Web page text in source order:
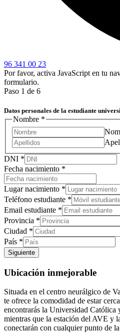
96 341 00 23
Por favor, activa JavaScript en tu
formulario.
Paso 1 de 6
Datos personales de la estudiante
Nombre *
Ciudad
alguna
Diseño
DNI *
Fecha nacimiento *
Lugar nacimiento *
Teléfono estudiante *
Email estudiante *
Provincia *
Ciudad *
País *
Siguiente
Ubicación inmejorable
Situada en el centro neurálgico de
te ofrece la comodidad de estar
encontrarás la Universidad Católica
mientras que la estación del AVE y
conectarán con cualquier punto de